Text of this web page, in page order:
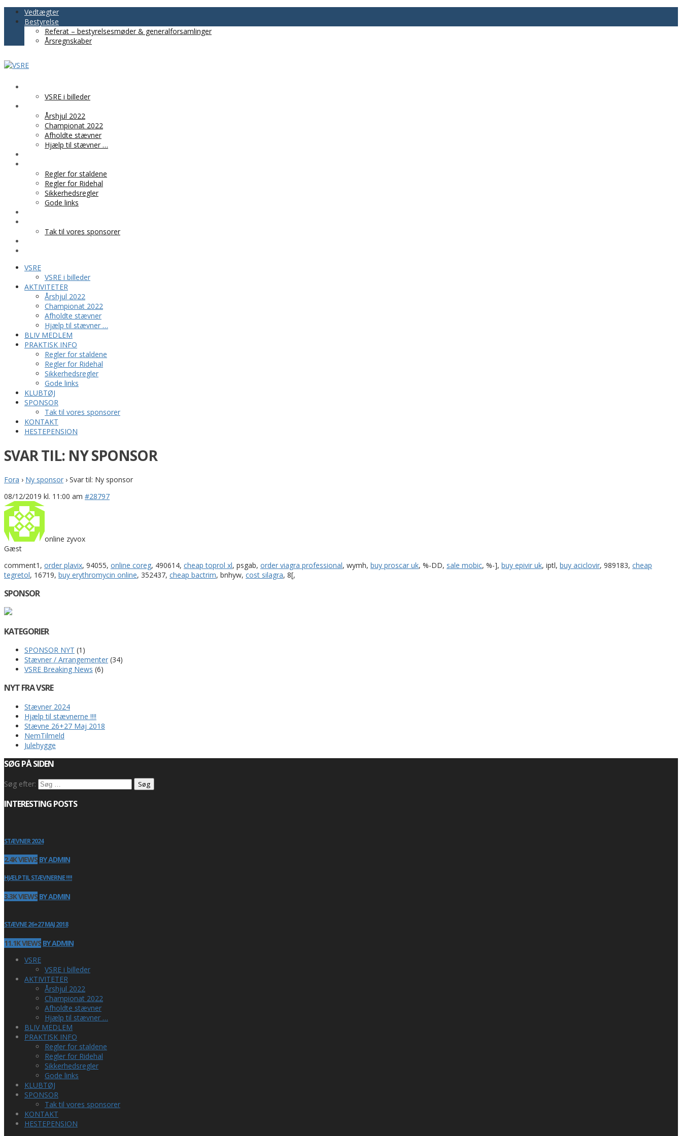
Vedtægter
Bestyrelse
Referat – bestyrelsesmøder & generalforsamlinger
Årsregnskaber
VSRE i billeder
Årshjul 2022
Championat 2022
Afholdte stævner
Hjælp til stævner …
Regler for staldene
Regler for Ridehal
Sikkerhedsregler
Gode links
Tak til vores sponsorer
VSRE
VSRE i billeder
AKTIVITETER
Årshjul 2022
Championat 2022
Afholdte stævner
Hjælp til stævner …
BLIV MEDLEM
PRAKTISK INFO
Regler for staldene
Regler for Ridehal
Sikkerhedsregler
Gode links
KLUBTØJ
SPONSOR
Tak til vores sponsorer
KONTAKT
HESTEPENSION
SVAR TIL: NY SPONSOR
Fora › Ny sponsor › Svar til: Ny sponsor
08/12/2019 kl. 11:00 am #28797
online zyvox
Gæst
comment1, order plavix, 94055, online coreg, 490614, cheap toprol xl, psgab, order viagra professional, wymh, buy proscar uk, %-DD, sale mobic, %-], buy epivir uk, iptl, buy aciclovir, 989183, cheap
tegretol, 16719, buy erythromycin online, 352437, cheap bactrim, bnhyw, cost silagra, 8[,
SPONSOR
KATEGORIER
SPONSOR NYT (1)
Stævner / Arrangementer (34)
VSRE Breaking News (6)
NYT FRA VSRE
Stævner 2024
Hjælp til stævnerne !!!!
Stævne 26+27 Maj 2018
NemTilmeld
Julehygge
SØG PÅ SIDEN
Søg efter:
INTERESTING POSTS
STÆVNER 2024
2.4K VIEWS BY ADMIN
HJÆLP TIL STÆVNERNE !!!!
3.3K VIEWS BY ADMIN
STÆVNE 26+27 MAJ 2018
11.1K VIEWS BY ADMIN
VSRE
VSRE i billeder
AKTIVITETER
Årshjul 2022
Championat 2022
Afholdte stævner
Hjælp til stævner …
BLIV MEDLEM
PRAKTISK INFO
Regler for staldene
Regler for Ridehal
Sikkerhedsregler
Gode links
KLUBTØJ
SPONSOR
Tak til vores sponsorer
KONTAKT
HESTEPENSION